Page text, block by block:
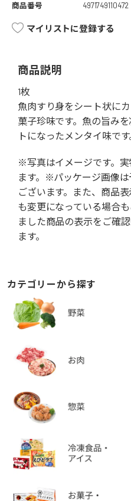
商品番号
4971749110472
マイリストに登録する
商品説明
1枚
魚肉すり身をシート状に
菓子珍味です。魚の旨み
トになったメンタイ味です
※写真はイメージです。
ます。※パッケージ画像
ございます。また、商品
も変更になっている場合
ました商品の表示をご確
ます。
カテゴリーから探す